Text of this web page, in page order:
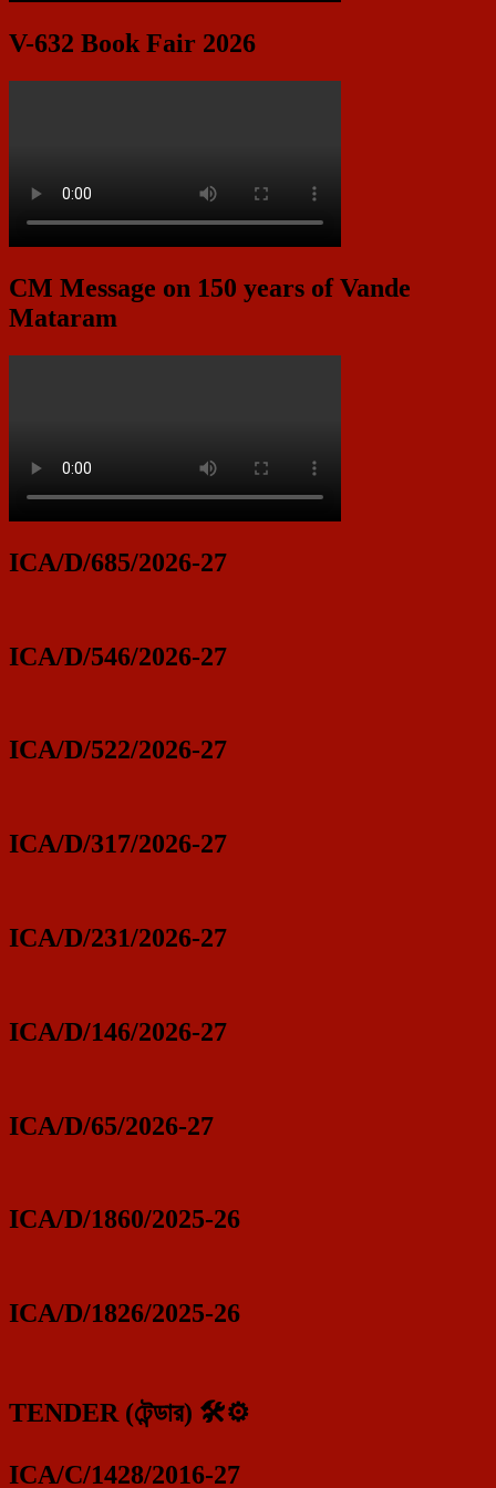
V-632 Book Fair 2026
CM Message on 150 years of Vande
Mataram
ICA/D/685/2026-27
ICA/D/546/2026-27
ICA/D/522/2026-27
ICA/D/317/2026-27
ICA/D/231/2026-27
ICA/D/146/2026-27
ICA/D/65/2026-27
ICA/D/1860/2025-26
ICA/D/1826/2025-26
TENDER (টেন্ডার) 🛠️⚙️
ICA/C/1428/2016-27